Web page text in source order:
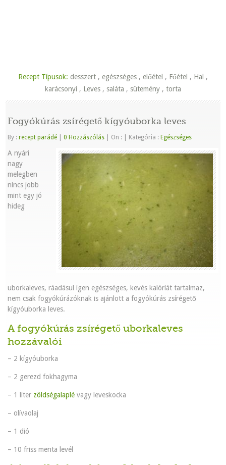
Recept Típusok: desszert , egészséges , előétel , Főétel , Hal ,
karácsonyi , Leves , saláta , sütemény , torta
Fogyókúrás zsírégető kígyóuborka leves
By :recept parádé 0 Hozzászólás On : Kategória : Egészséges
A nyári
nagy
melegben
nincs jobb
mint egy jó
hideg
uborkaleves, ráadásul igen egészséges, kevés kalóriát tartalmaz,
nem csak fogyókúrázóknak is ajánlott a fogyókúrás zsírégető
kígyóuborka leves.
A fogyókúrás zsírégető uborkaleves
hozzávalói
– 2 kígyóuborka
– 2 gerezd fokhagyma
– 1 liter zöldségalaplévagy leveskocka
– olívaolaj
– 1 dió
– 10 friss menta levél